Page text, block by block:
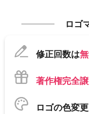
ロゴ
修正回数は
著作権完全
ロゴの色変